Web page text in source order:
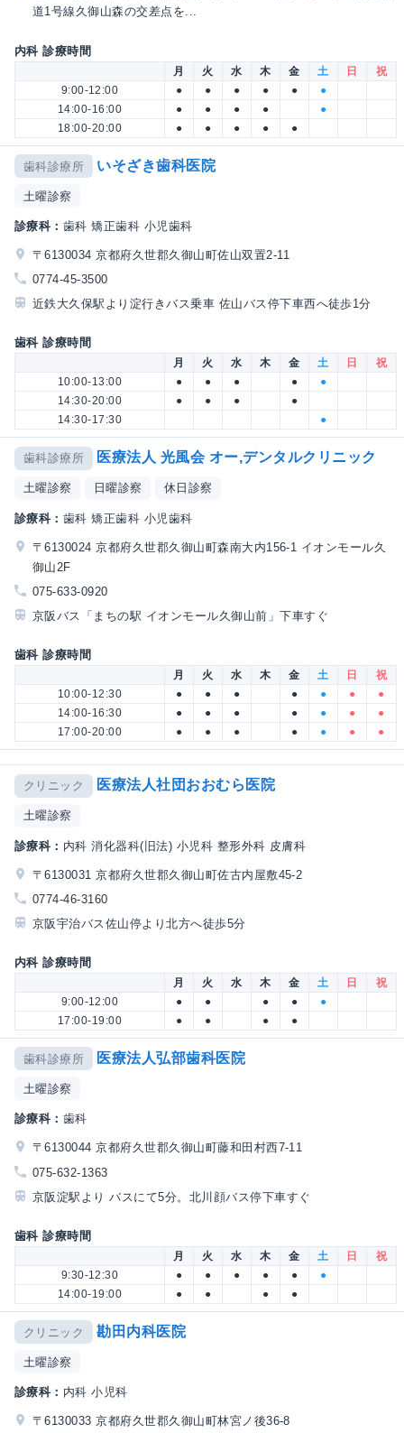
道1号線久御山森の交差点を...
内科 診療時間
月 火 水 木 金 土 日
祝
9:00-12:00
● ● ● ● ●
●
14:00-16:00
● ● ● ●
●
18:00-20:00
● ● ● ● ●
歯科診療所 いそざき歯科医院
土曜診察
診療科： 歯科 矯正歯科 小児歯科
〒6130034 京都府久世郡久御山町佐山双置2-11
0774-45-3500
近鉄大久保駅より淀行きバス乗車 佐山バス停下車西へ徒歩1分
歯科 診療時間
月 火 水 木 金 土 日
祝
10:00-13:00
● ● ● ●
●
14:30-20:00
● ● ●
●
14:30-17:30
●
歯科診療所 医療法人 光風会 オー,デンタルクリニック
土曜診察 日曜診察 休日診察
診療科： 歯科 矯正歯科 小児歯科
〒6130024 京都府久世郡久御山町森南大内156-1 イオンモール久
御山2F
075-633-0920
京阪バス「まちの駅 イオンモール久御山前」下車すぐ
歯科 診療時間
月 火 水 木 金 土 日
祝
10:00-12:30
● ● ● ● ● ●
●
14:00-16:30
● ● ● ● ● ●
●
17:00-20:00
● ● ● ● ● ● ●
クリニック 医療法人社団おおむら医院
土曜診察
診療科： 内科 消化器科(旧法) 小児科 整形外科 皮膚科
〒6130031 京都府久世郡久御山町佐古内屋敷45-2
0774-46-3160
京阪宇治バス佐山停より北方へ徒歩5分
内科 診療時間
月 火 水 木 金 土 日
祝
9:00-12:00
● ● ● ●
●
17:00-19:00
● ● ● ●
歯科診療所 医療法人弘部歯科医院
土曜診察
診療科： 歯科
〒6130044 京都府久世郡久御山町藤和田村西7-11
075-632-1363
京阪淀駅より バスにて5分。北川顔バス停下車すぐ
歯科 診療時間
月 火 水 木 金 土 日
祝
9:30-12:30
● ● ● ● ●
●
14:00-19:00
● ● ● ●
クリニック 勘田内科医院
土曜診察
診療科： 内科 小児科
〒6130033 京都府久世郡久御山町林宮ノ後36-8